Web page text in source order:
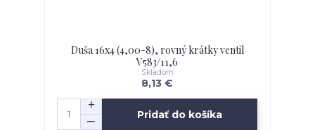
Duša 16x4 (4,00-8), rovný krátky ventil
V583/11,6
8,13 €
Skladom
Pridať do košíka